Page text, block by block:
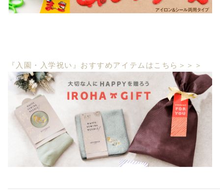
『入園・入学祝い』おすすめアイテムはこちら＞＞＞